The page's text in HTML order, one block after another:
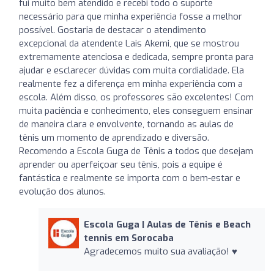
fui muito bem atendido e recebi todo o suporte
necessário para que minha experiência fosse a melhor
possível. Gostaria de destacar o atendimento
excepcional da atendente Lais Akemi, que se mostrou
extremamente atenciosa e dedicada, sempre pronta para
ajudar e esclarecer dúvidas com muita cordialidade. Ela
realmente fez a diferença em minha experiência com a
escola. Além disso, os professores são excelentes! Com
muita paciência e conhecimento, eles conseguem ensinar
de maneira clara e envolvente, tornando as aulas de
tênis um momento de aprendizado e diversão.
Recomendo a Escola Guga de Tênis a todos que desejam
aprender ou aperfeiçoar seu tênis, pois a equipe é
fantástica e realmente se importa com o bem-estar e
evolução dos alunos.
Escola Guga | Aulas de Tênis e Beach
tennis em Sorocaba
Agradecemos muito sua avaliação! ♥️